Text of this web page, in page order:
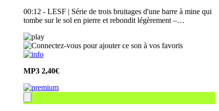
00:12 - LESF | Série de trois bruitages d'une barre à mine qui
tombe sur le sol en pierre et rebondit légèrement –…
MP3 2,40€